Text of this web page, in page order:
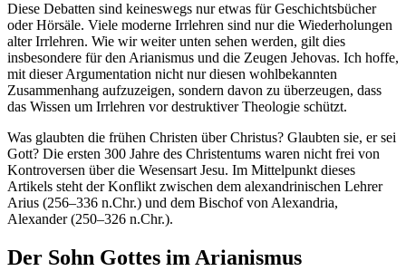
Diese Debatten sind keineswegs nur etwas für Geschichtsbücher
oder Hörsäle. Viele moderne Irrlehren sind nur die Wiederholungen
alter Irrlehren. Wie wir weiter unten sehen werden, gilt dies
insbesondere für den Arianismus und die Zeugen Jehovas. Ich hoffe,
mit dieser Argumentation nicht nur diesen wohlbekannten
Zusammenhang aufzuzeigen, sondern davon zu überzeugen, dass
das Wissen um Irrlehren vor destruktiver Theologie schützt.
Was glaubten die frühen Christen über Christus? Glaubten sie, er sei
Gott? Die ersten 300 Jahre des Christentums waren nicht frei von
Kontroversen über die Wesensart Jesu. Im Mittelpunkt dieses
Artikels steht der Konflikt zwischen dem alexandrinischen Lehrer
Arius (256–336 n.Chr.) und dem Bischof von Alexandria,
Alexander (250–326 n.Chr.).
Der Sohn Gottes im Arianismus